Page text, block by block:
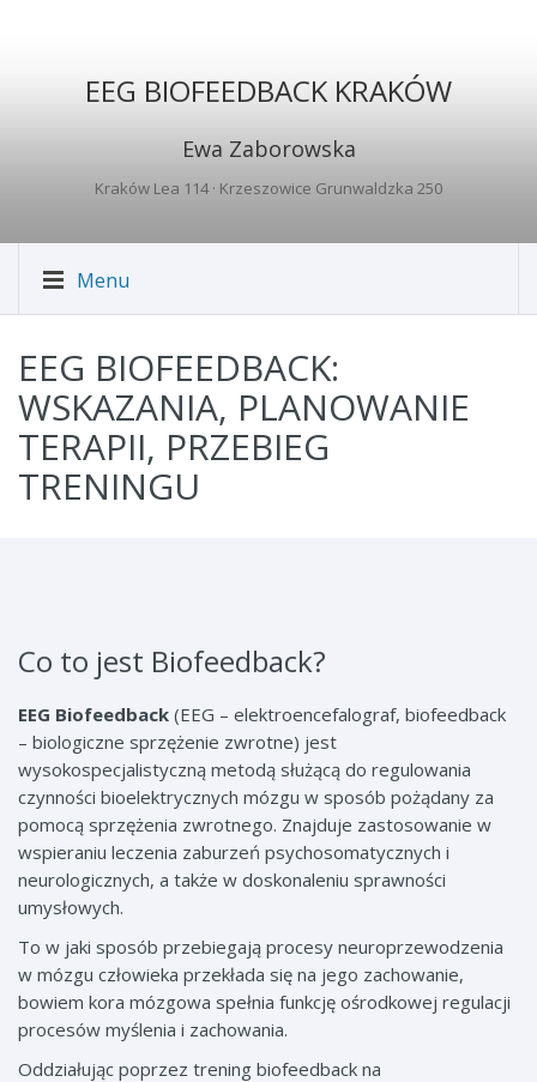
EEG BIOFEEDBACK KRAKÓW
Ewa Zaborowska
Kraków Lea 114· Krzeszowice Grunwaldzka 250
Menu
EEG BIOFEEDBACK:
WSKAZANIA, PLANOWANIE
TERAPII, PRZEBIEG
TRENINGU
Co to jest Biofeedback?
EEG Biofeedback (EEG – elektroencefalograf, biofeedback
– biologiczne sprzężenie zwrotne) jest
wysokospecjalistyczną metodą służącą do regulowania
czynności bioelektrycznych mózgu w sposób pożądany za
pomocą sprzężenia zwrotnego. Znajduje zastosowanie w
wspieraniu leczenia zaburzeń psychosomatycznych i
neurologicznych, a także w doskonaleniu sprawności
umysłowych.
To w jaki sposób przebiegają procesy neuroprzewodzenia
w mózgu człowieka przekłada się na jego zachowanie,
bowiem kora mózgowa spełnia funkcję ośrodkowej regulacji
procesów myślenia i zachowania.
Oddziałując poprzez trening biofeedback na